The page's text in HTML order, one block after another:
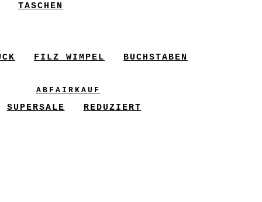
TASCHEN
FILZ WIMPEL BUCHSTABEN
ABFAIRKAUF
SUPERSALE REDUZIERT